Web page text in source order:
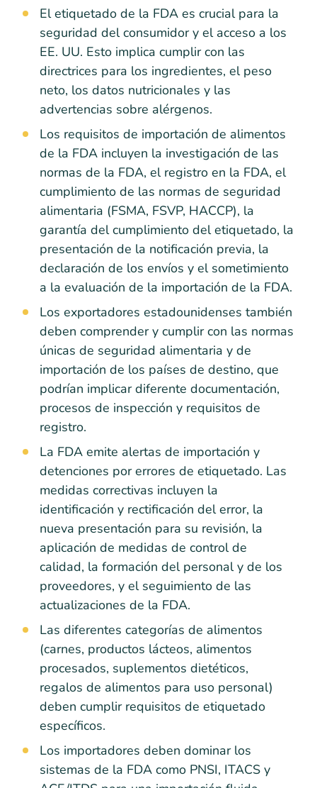
El etiquetado de la FDA es crucial para la
seguridad del consumidor y el acceso a los
EE. UU. Esto implica cumplir con las
directrices para los ingredientes, el peso
neto, los datos nutricionales y las
advertencias sobre alérgenos.
Los requisitos de importación de alimentos
de la FDA incluyen la investigación de las
normas de la FDA, el registro en la FDA, el
cumplimiento de las normas de seguridad
alimentaria (FSMA, FSVP, HACCP), la
garantía del cumplimiento del etiquetado, la
presentación de la notificación previa, la
declaración de los envíos y el sometimiento
a la evaluación de la importación de la FDA.
Los exportadores estadounidenses también
deben comprender y cumplir con las normas
únicas de seguridad alimentaria y de
importación de los países de destino, que
podrían implicar diferente documentación,
procesos de inspección y requisitos de
registro.
La FDA emite alertas de importación y
detenciones por errores de etiquetado. Las
medidas correctivas incluyen la
identificación y rectificación del error, la
nueva presentación para su revisión, la
aplicación de medidas de control de
calidad, la formación del personal y de los
proveedores, y el seguimiento de las
actualizaciones de la FDA.
Las diferentes categorías de alimentos
(carnes, productos lácteos, alimentos
procesados, suplementos dietéticos,
regalos de alimentos para uso personal)
deben cumplir requisitos de etiquetado
específicos.
Los importadores deben dominar los
sistemas de la FDA como PNSI, ITACS y